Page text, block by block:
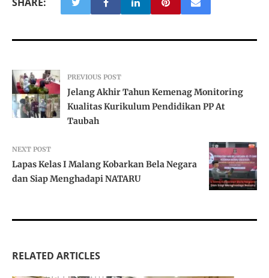
PREVIOUS POST
Jelang Akhir Tahun Kemenag Monitoring
Kualitas Kurikulum Pendidikan PP At
Taubah
NEXT POST
Lapas Kelas I Malang Kobarkan Bela Negara
dan Siap Menghadapi NATARU
RELATED ARTICLES